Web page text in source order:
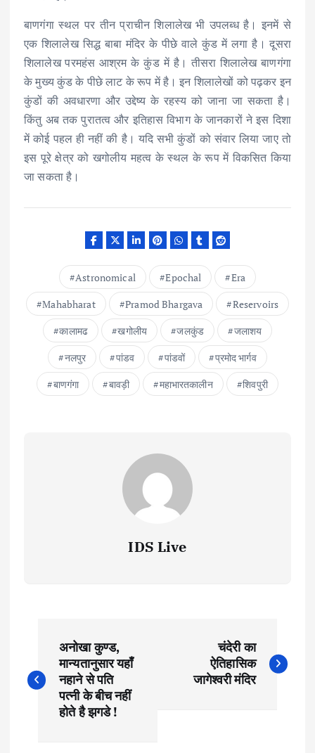
बाणगंगा स्थल पर तीन प्राचीन शिलालेख भी उपलब्ध है। इनमें से
एक शिलालेख सिद्ध बाबा मंदिर के पीछे वाले कुंड में लगा है। दूसरा
शिलालेख परमहंस आश्रम के कुंड में है। तीसरा शिलालेख बाणगंगा
के मुख्य कुंड के पीछे लाट के रूप में है। इन शिलालेखों को पढ़कर इन
कुंडों की अवधारणा और उद्देष्य के रहस्य को जाना जा सकता है।
किंतु अब तक पुरातत्व और इतिहास विभाग के जानकारों ने इस दिशा
में कोई पहल ही नहीं की है। यदि सभी कुंडों को संवार लिया जाए तो
इस पूरे क्षेत्र को खगोलीय महत्व के स्थल के रूप में विकसित किया
जा सकता है।
Astronomical Epochal
Era
Mahabharat
Pramod Bhargava
Reservoirs
कालामढ
खगोलीय जलकुंड
जलाशय
नलपुर
पांडव पांडवों
प्रमोद भार्गव
बाणगंगा
बावड़ी महाभारतकालीन शिवपुरी
IDS Live
o
अनोखा कुण्ड,
मान्यतानुसार यहाँ
नहाने से पति
पत्नी के बीच नहीं
होते है झगडे !
चंदेरी का
ऐतिहासिक
जागेश्वरी मंदिर